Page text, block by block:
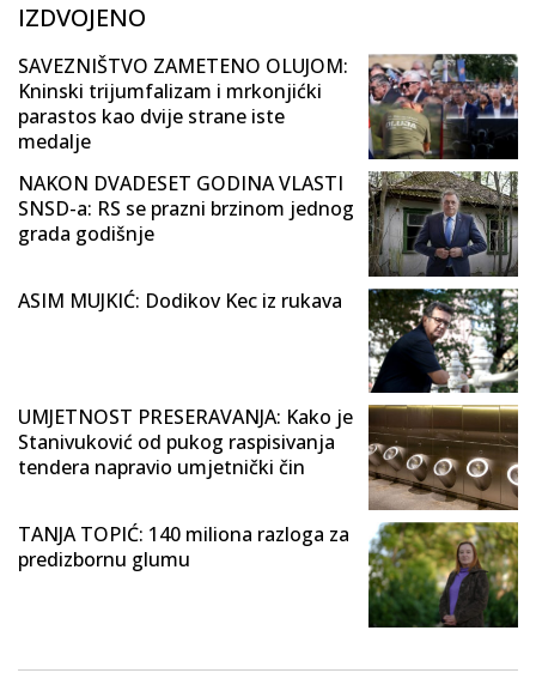
IZDVOJENO
SAVEZNIŠTVO ZAMETENO OLUJOM:
Kninski trijumfalizam i mrkonjićki
parastos kao dvije strane iste
medalje
NAKON DVADESET GODINA VLASTI
SNSD-a: RS se prazni brzinom jednog
grada godišnje
ASIM MUJKIĆ: Dodikov Kec iz rukava
UMJETNOST PRESERAVANJA: Kako je
Stanivuković od pukog raspisivanja
tendera napravio umjetnički čin
TANJA TOPIĆ: 140 miliona razloga za
predizbornu glumu